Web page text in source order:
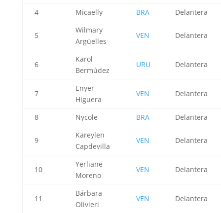
4
Micaelly BRA Delantera
5
Wilmary
Argüelles
VEN Delantera
6
Karol
Bermúdez
URU Delantera
7
Enyer
Higuera
VEN Delantera
8 Nycole BRA Delantera
9
Kareylen
Capdevilla
VEN Delantera
10
Yerliane
Moreno
VEN Delantera
11
Bárbara
Olivieri
VEN Delantera